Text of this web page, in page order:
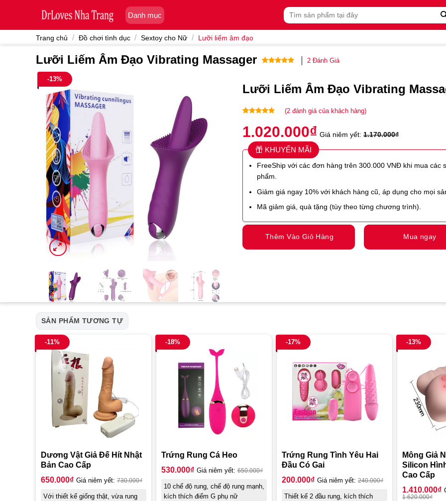
Danh mục
Tìm
kiếm:
Trang chủ / Đồ chơi tình dục / Sextoy cho Nữ / Lưỡi liếm âm đạo
Lưỡi Liếm Âm Đạo Vibrating Massager
đánh giá
2Đánh Giá
-13%
Lưỡi Liếm Âm Đạo Vibrating
dựa trên
đánh giá
(2đánh giá của khách hàng)
1.020.000₫ Giá niêm yết: 1.170.000₫
KHUYẾN MÃI
FreeShip với các đơn hàng trên 300.000 VNĐ khi mua các
phẩm.
Giảm giá ngay 10% với khách hàng cũ, áp dụng cho mọi
Mã giảm giá, quà tặng (tùy theo từng chương trình).
Thêm Vào Giỏ Hàng Mua ngay
SẢN PHẨM TƯƠNG TỰ
-11%
Dương Vật Giả Đế Hít Nhật
Bản Cao Cấp
650.000₫ Giá niêm yết: 730.000₫
Với thiết kế giống thật, vừa rung
-18%
Trứng Rung Cá Heo
530.000₫ Giá niêm yết: 650.000₫
10 chế độ rung, chế độ rung mạnh,
kích thích điểm G phụ nữ
-17%
Trứng Rung Tình Yêu Hai
Đầu Có Gai
200.000₫ Giá niêm yết: 240.000₫
Thiết kế 2 đầu rung, kích thích
-13%
Mông Giả
Silicon
Cao Cấp
1.410.000₫
1.620.000₫